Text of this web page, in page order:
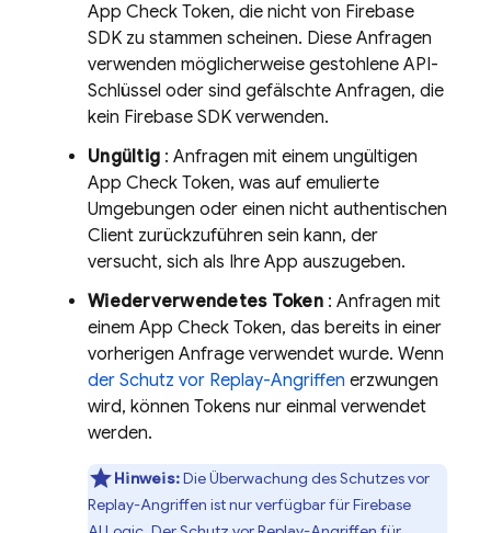
App Check Token, die nicht von Firebase
SDK zu stammen scheinen. Diese Anfragen
verwenden möglicherweise gestohlene API-
Schlüssel oder sind gefälschte Anfragen, die
kein Firebase SDK verwenden.
Ungültig : Anfragen mit einem ungültigen
App Check Token, was auf emulierte
Umgebungen oder einen nicht authentischen
Client zurückzuführen sein kann, der
versucht, sich als Ihre App auszugeben.
Wiederverwendetes Token: Anfragen mit
einem App Check Token, das bereits in einer
vorherigen Anfrage verwendet wurde. Wenn
der Schutz vor Replay-Angriffen erzwungen
wird, können Tokens nur einmal verwendet
werden.
Hinweis:Die Überwachung des Schutzes vor
Replay-Angriffen ist nur verfügbar fürFirebase